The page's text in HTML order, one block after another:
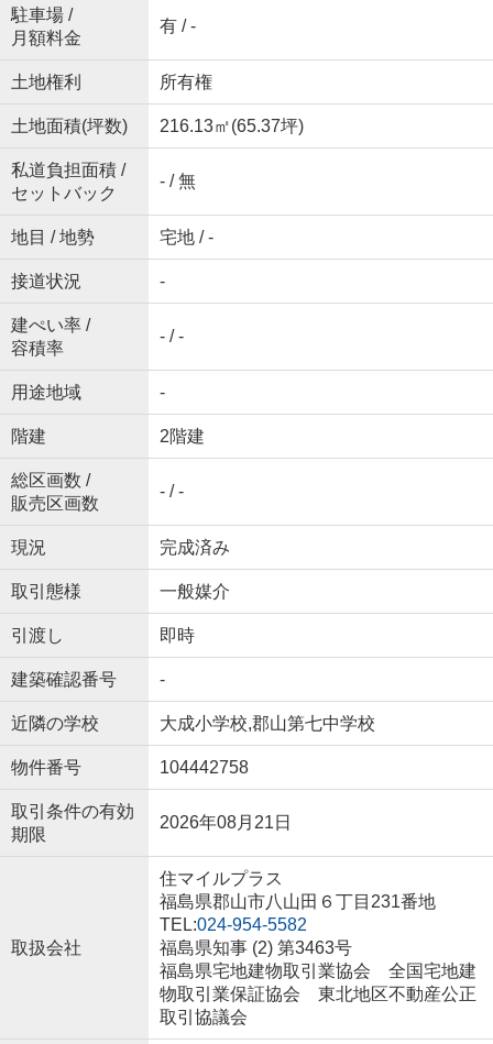
駐車場 /
月額料金
有 / -
土地権利 所有権
土地面積(坪数) 216.13㎡(65.37坪)
私道負担面積 /
セットバック
- / 無
地目 / 地勢 宅地 / -
接道状況 -
建ぺい率 /
容積率
- / -
用途地域 -
階建 2階建
総区画数 /
販売区画数
- / -
現況 完成済み
取引態様 一般媒介
引渡し 即時
建築確認番号 -
近隣の学校 大成小学校,郡山第七中学校
物件番号 104442758
取引条件の有効
期限
2026年08月21日
取扱会社
住マイルプラス
福島県郡山市八山田６丁目231番地
TEL:024-954-5582
福島県知事 (2) 第3463号
福島県宅地建物取引業協会 全国宅地建
物取引業保証協会 東北地区不動産公正
取引協議会